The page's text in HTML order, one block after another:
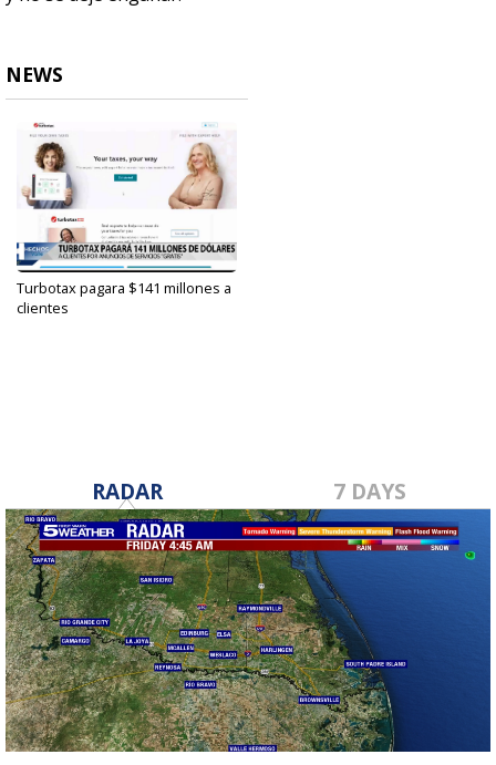
NEWS
Turbotax pagara $141 millones a
clientes
RADAR 7 DAYS